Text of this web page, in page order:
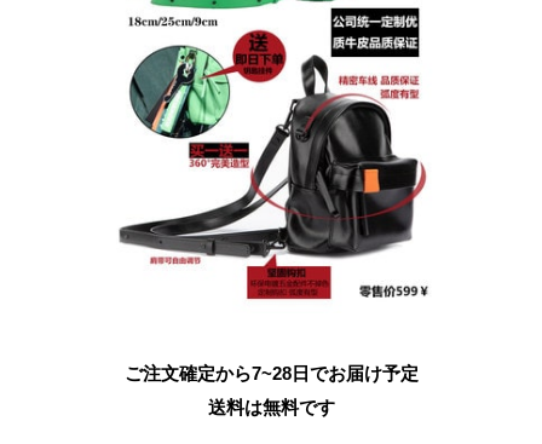
ご注文確定から7~28日でお届け予定
送料は無料です